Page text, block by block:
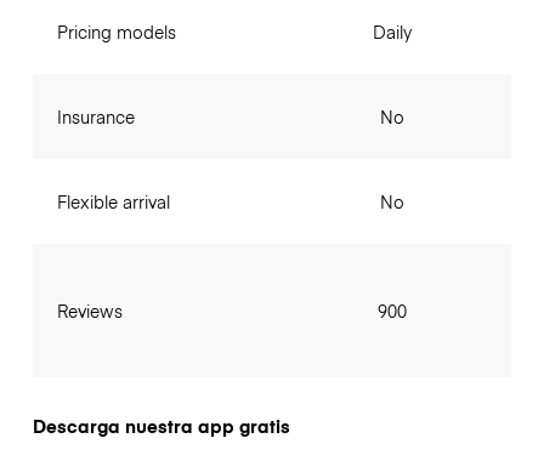
Pricing models
Insurance
Flexible arrival
Reviews
Daily
No
No
900
Descarga nuestra app gratis